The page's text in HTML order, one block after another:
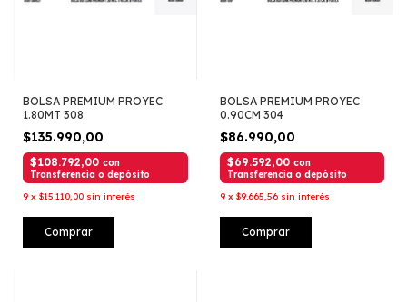
BOLSA PREMIUM PROYEC
1.80MT 308
$135.990,00
$108.792,00 con
Transferencia o depósito
9 x $15.110,00 sin interés
Comprar
BOLSA PREMIUM PROYEC
0.90CM 304
$86.990,00
$69.592,00 con
Transferencia o depósito
9 x $9.665,56 sin interés
Comprar